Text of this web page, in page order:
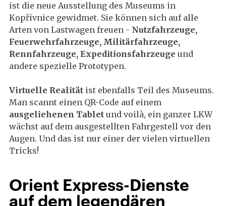
ist die neue Ausstellung des Museums in
Kopřivnice gewidmet. Sie können sich auf alle
Arten von Lastwagen freuen - Nutzfahrzeuge,
Feuerwehrfahrzeuge, Militärfahrzeuge,
Rennfahrzeuge, Expeditionsfahrzeuge und
andere spezielle Prototypen.
Virtuelle Realität ist ebenfalls Teil des Museums.
Man scannt einen QR-Code auf einem
ausgeliehenen Tablet und voilà, ein ganzer LKW
wächst auf dem ausgestellten Fahrgestell vor den
Augen. Und das ist nur einer der vielen virtuellen
Tricks!
Orient Express-Dienste
auf dem legendären